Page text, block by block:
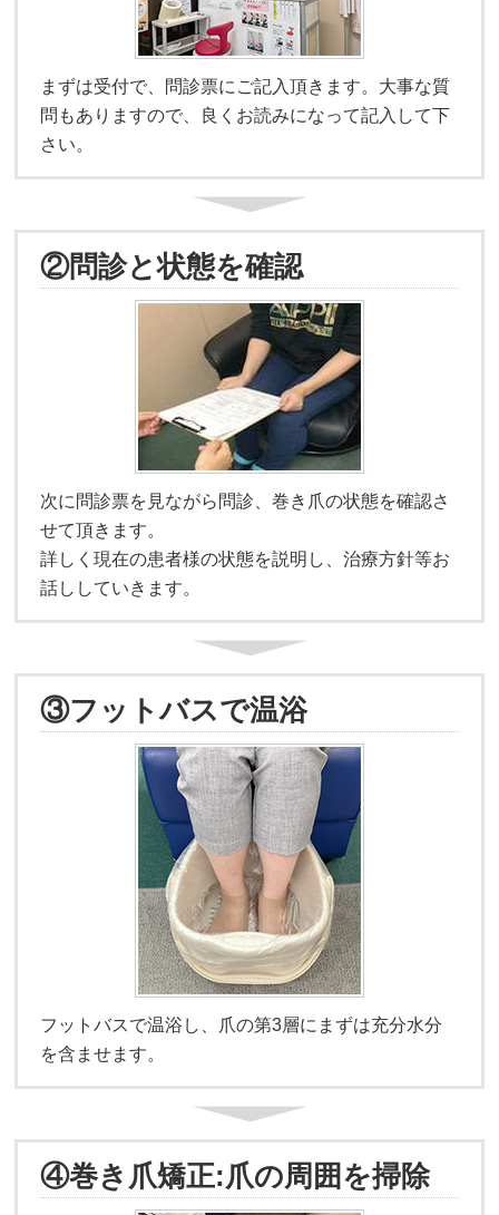
まずは受付で、問診票にご記入頂きます。大事な質
問もありますので、良くお読みになって記入して下
さい。
②問診と状態を確認
次に問診票を見ながら問診、巻き爪の状態を確認さ
せて頂きます。
詳しく現在の患者様の状態を説明し、治療方針等お
話ししていきます。
③フットバスで温浴
フットバスで温浴し、爪の第3層にまずは充分水分
を含ませます。
④巻き爪矯正:爪の周囲を掃除